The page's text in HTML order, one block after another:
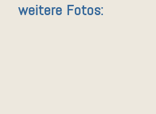
weitere Fotos: